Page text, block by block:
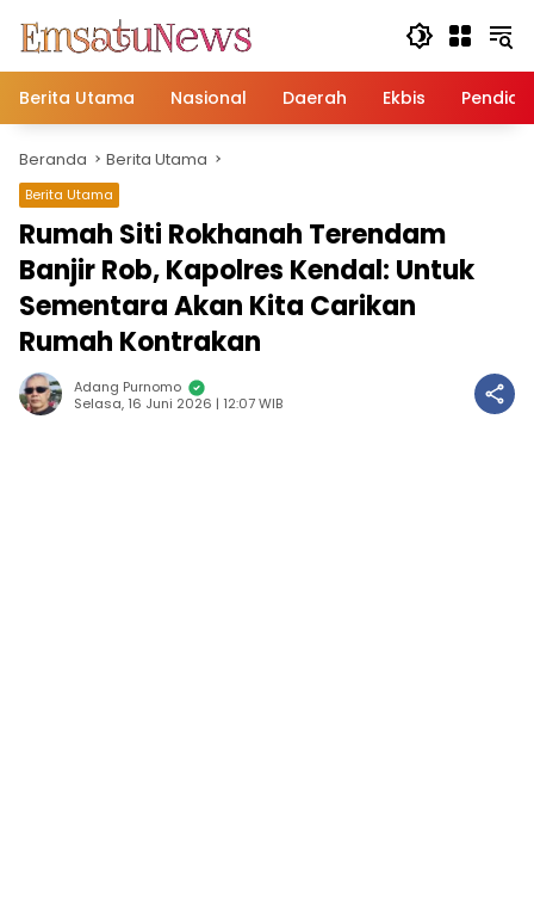
konten
Berita Utama
Nasional Daerah Ekbis
Beranda Berita Utama
Berita Utama
Rumah Siti Rokhanah Terendam
Banjir Rob, Kapolres Kendal: Untuk
Sementara Akan Kita Carikan
Rumah Kontrakan
Adang Purnomo
Selasa, 16 Juni 2026 | 12:07 WIB